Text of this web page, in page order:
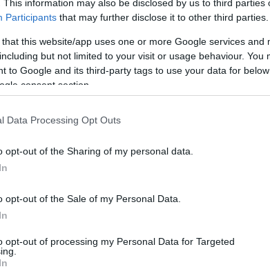
This information may also be disclosed by us to third parties
Participants that may further disclose it to other third parties.
that this website/app uses one or more Google services and
but not limited to your visit or usage behaviour. You
to Google and its third-party tags to use your data for
consent section.
Data Processing Opt Outs
opt-out of the Sharing of my personal data.
opt-out of the Sale of my Personal Data.
opt-out of processing my Personal Data for Targeted
deamistade) significa letteralmente “inimicizia” e
tra gli Arbau e i Ladu. Molti paesi barbaricini
versando sangue su sangue ed arrivandopersino a
fossero mitici o ancestrali
. Motivi che sono da